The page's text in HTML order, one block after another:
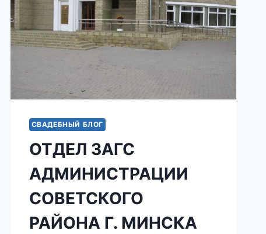
СВАДЕБНЫЙ БЛОГ
ОТДЕЛ ЗАГС
АДМИНИСТРАЦИИ
СОВЕТСКОГО
РАЙОНА Г. МИНСКА